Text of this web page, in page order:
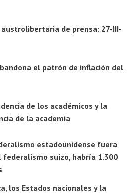
austrolibertaria de prensa: 27-III-
el patrón de inflación del
de los académicos y la
de la academia
estadounidense fuera
federalismo suizo, habría 1.300
los Estados nacionales y la